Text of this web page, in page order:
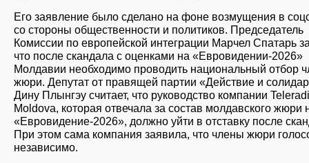
Его заявление было сделано на фоне возмущения в
со стороны общественности и политиков. Председатель
Комиссии по европейской интеграции Марчел Спатарь
что после скандала с оценками на «Евровидении-2026»
Молдавии необходимо проводить национальный отбор
жюри. Депутат от правящей партии «Действие и
Дину Плынгэу считает, что руководство компании
Moldova, которая отвечала за состав молдавского жюри
«Евровидение-2026», должно уйти в отставку после
При этом сама компания заявила, что члены жюри
независимо.